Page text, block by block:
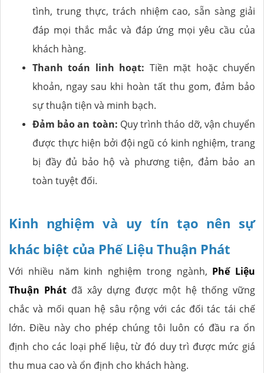
tình, trung thực, trách nhiệm cao, sẵn sàng giải
đáp mọi thắc mắc và đáp ứng mọi yêu cầu của
khách hàng.
Thanh toán linh hoạt: Tiền mặt hoặc chuyển
khoản, ngay sau khi hoàn tất thu gom, đảm bảo
sự thuận tiện và minh bạch.
Đảm bảo an toàn: Quy trình tháo dỡ, vận chuyển
được thực hiện bởi đội ngũ có kinh nghiệm, trang
bị đầy đủ bảo hộ và phương tiện, đảm bảo an
toàn tuyệt đối.
Kinh nghiệm và uy tín tạo nên sự
khác biệt của Phế Liệu Thuận Phát
Với nhiều năm kinh nghiệm trong ngành, Phế Liệu
Thuận Phát đã xây dựng được một hệ thống vững
chắc và mối quan hệ sâu rộng với các đối tác tái chế
lớn. Điều này cho phép chúng tôi luôn có đầu ra ổn
định cho các loại phế liệu, từ đó duy trì được mức giá
thu mua cao và ổn định cho khách hàng.